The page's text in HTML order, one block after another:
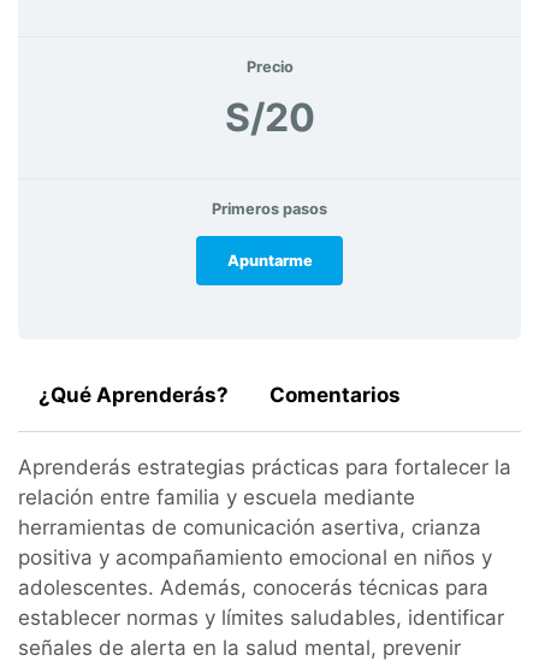
Precio
S/20
Primeros pasos
Apuntarme
¿Qué Aprenderás? Comentarios
Aprenderás estrategias prácticas para fortalecer la
relación entre familia y escuela mediante
herramientas de comunicación asertiva, crianza
positiva y acompañamiento emocional en niños y
adolescentes. Además, conocerás técnicas para
establecer normas y límites saludables, identificar
señales de alerta en la salud mental, prevenir